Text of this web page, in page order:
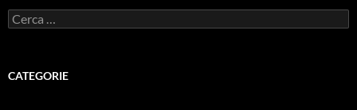
Ricerca
per:
CATEGORIE